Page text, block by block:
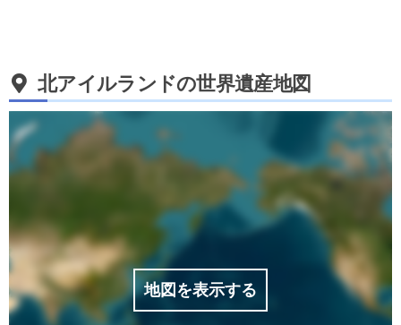
北アイルランドの世界遺産地図
地図を表示する